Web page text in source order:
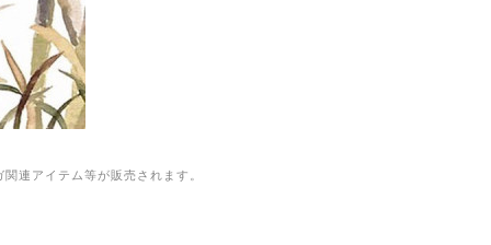
関連アイテム等が販売されます。